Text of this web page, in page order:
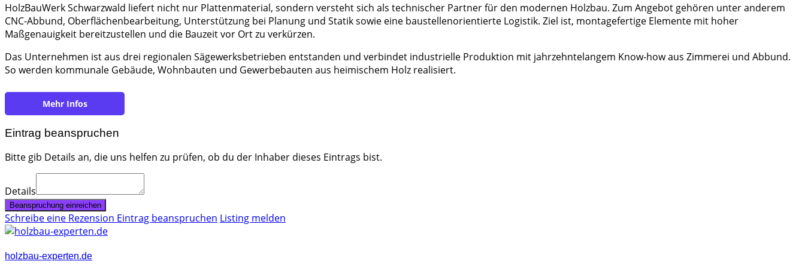
HolzBauWerk Schwarzwald liefert nicht nur Plattenmaterial, sondern versteht sich als technischer Partner für den modernen Holzbau. Zum Angebot gehören unter anderem
CNC-Abbund, Oberflächenbearbeitung, Unterstützung bei Planung und Statik sowie eine baustellenorientierte Logistik. Ziel ist, montagefertige Elemente mit hoher
Maßgenauigkeit bereitzustellen und die Bauzeit vor Ort zu verkürzen.
Das Unternehmen ist aus drei regionalen Sägewerksbetrieben entstanden und verbindet industrielle Produktion mit jahrzehntelangem Know-how aus Zimmerei und Abbund.
So werden kommunale Gebäude, Wohnbauten und Gewerbebauten aus heimischem Holz realisiert.
https://www.holzbauwerk-schwarzwald.de/
Eintrag beanspruchen
Bitte gib Details an, die uns helfen zu prüfen, ob du der Inhaber dieses Eintrags bist.
Details
Beanspruchung einreichen
Schreibe eine Rezension Eintrag beanspruchen Listing melden
holzbau-experten.de